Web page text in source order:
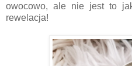
owocowo, ale nie jest to
rewelacja!